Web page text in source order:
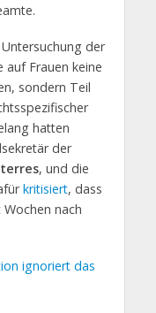
der
Frauen keine
sondern Teil
hatten
der
, und die
kritisiert, dass
nach
ignoriert das